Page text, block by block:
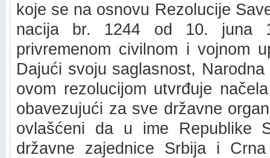
koje se na osnovu Rezolucije
nacija br. 1244 od 10. juna
privremenom civilnom i vojnom
Dajući svoju saglasnost,
ovom rezolucijom utvrđuje
obavezujući za sve državne
ovlašćeni da u ime Republike
državne zajednice Srbija i